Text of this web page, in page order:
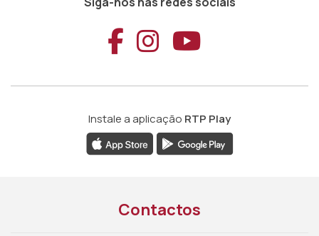
Aceder ao
Aceder ao
Aceder
Instale a aplicação RTP Play
Contactos